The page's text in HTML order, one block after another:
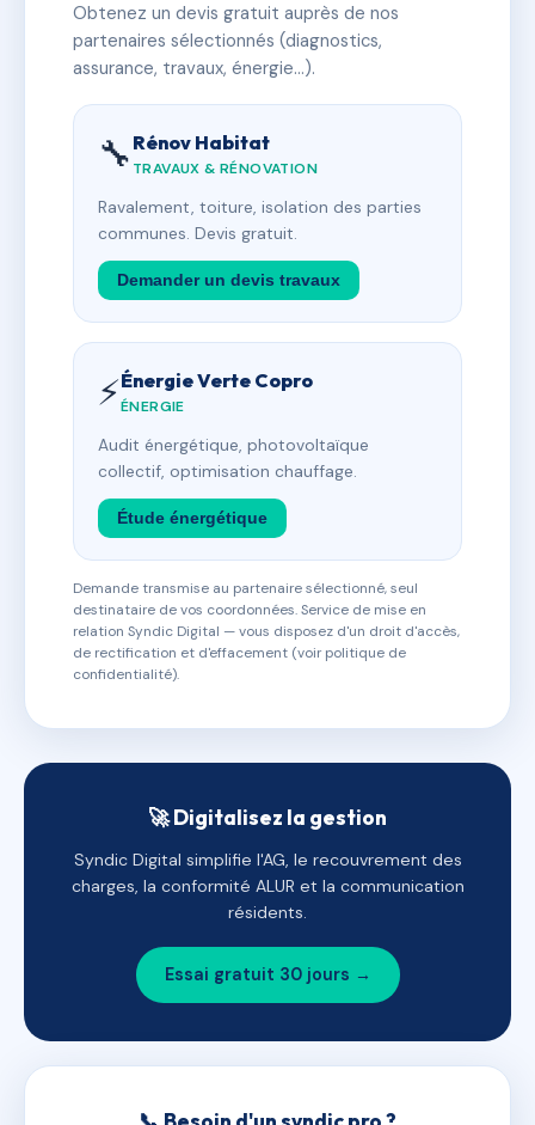
Obtenez un devis gratuit auprès de nos
partenaires sélectionnés (diagnostics,
assurance, travaux, énergie…).
🔧 Rénov Habitat
TRAVAUX & RÉNOVATION
Ravalement, toiture, isolation des parties
communes. Devis gratuit.
Demander un devis travaux
⚡Énergie Verte Copro
ÉNERGIE
Audit énergétique, photovoltaïque
collectif, optimisation chauffage.
Étude énergétique
Demande transmise au partenaire sélectionné, seul
destinataire de vos coordonnées. Service de mise en
relation Syndic Digital — vous disposez d'un droit d'accès,
de rectification et d'effacement (voir politique de
confidentialité).
🚀 Digitalisez la gestion
Syndic Digital simplifie l'AG, le recouvrement des
charges, la conformité ALUR et la communication
résidents.
Essai gratuit 30 jours →